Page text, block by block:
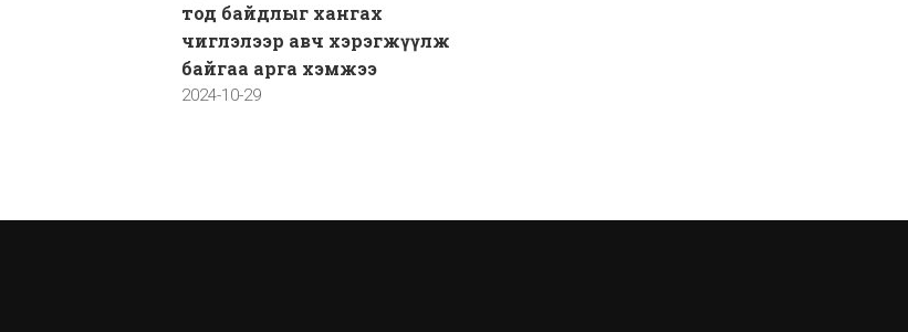
тод байдлыг хангах
чиглэлээр авч хэрэгжүүлж
байгаа арга хэмжээ
2024-10-29